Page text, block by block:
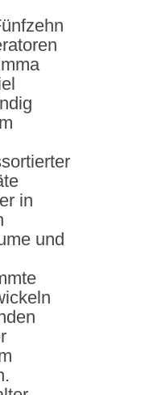
in
und